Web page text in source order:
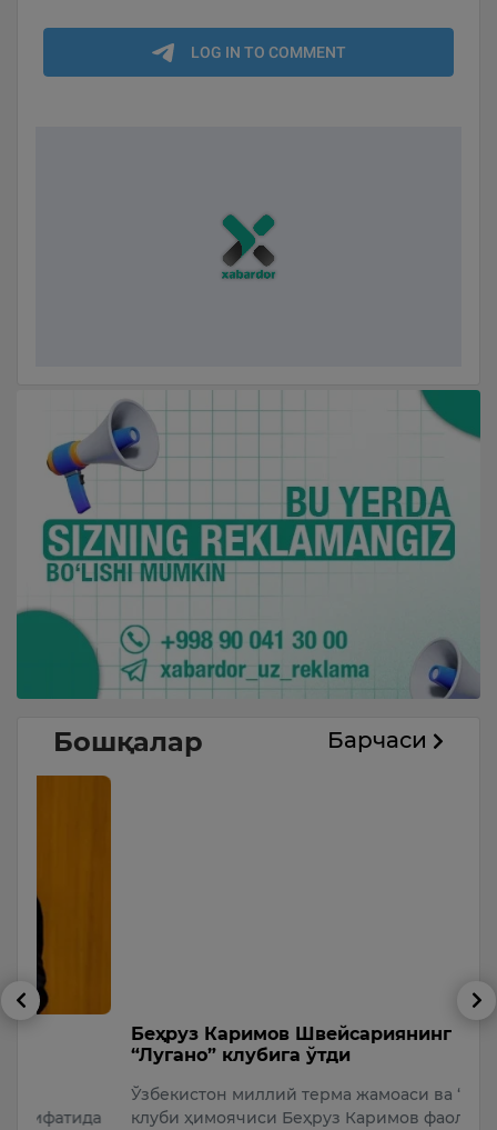
Бошқалар Барчаси
Беҳруз Каримов Швейсариянинг
“Лугано” клубига ўтди
Ўзбекистон миллий терма жамоаси ва “Сурхон”
клуби ҳимоячиси Беҳруз Каримов фаолиятини